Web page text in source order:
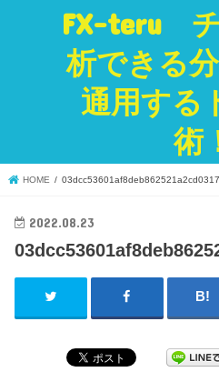
FX-teru
析できる
通用する
術
HOME
2022.08.23